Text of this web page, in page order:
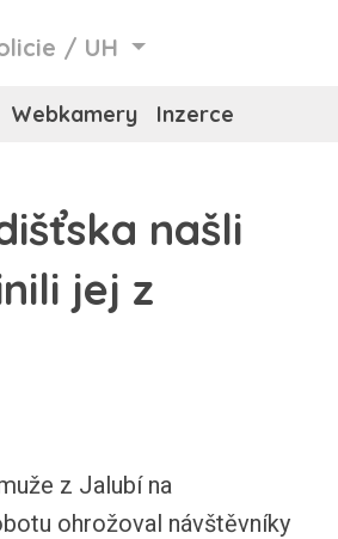
/ UH
Webkamery Inzerce
našli
jej z
z Jalubí na
ohrožoval návštěvníky